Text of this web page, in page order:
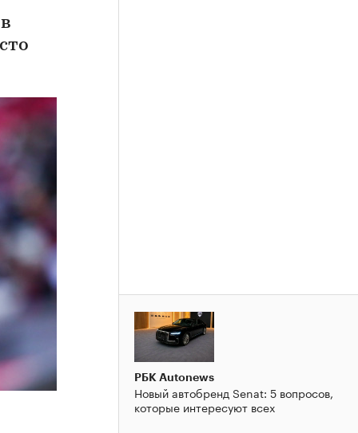
РБК Autonews
Новый автобренд Senat: 5 вопросов,
которые интересуют всех